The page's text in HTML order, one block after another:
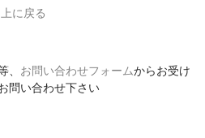
上に戻る
、 お問い合わせフォームからお受け
問い合わせ下さい